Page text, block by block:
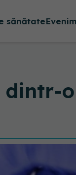
sănătate